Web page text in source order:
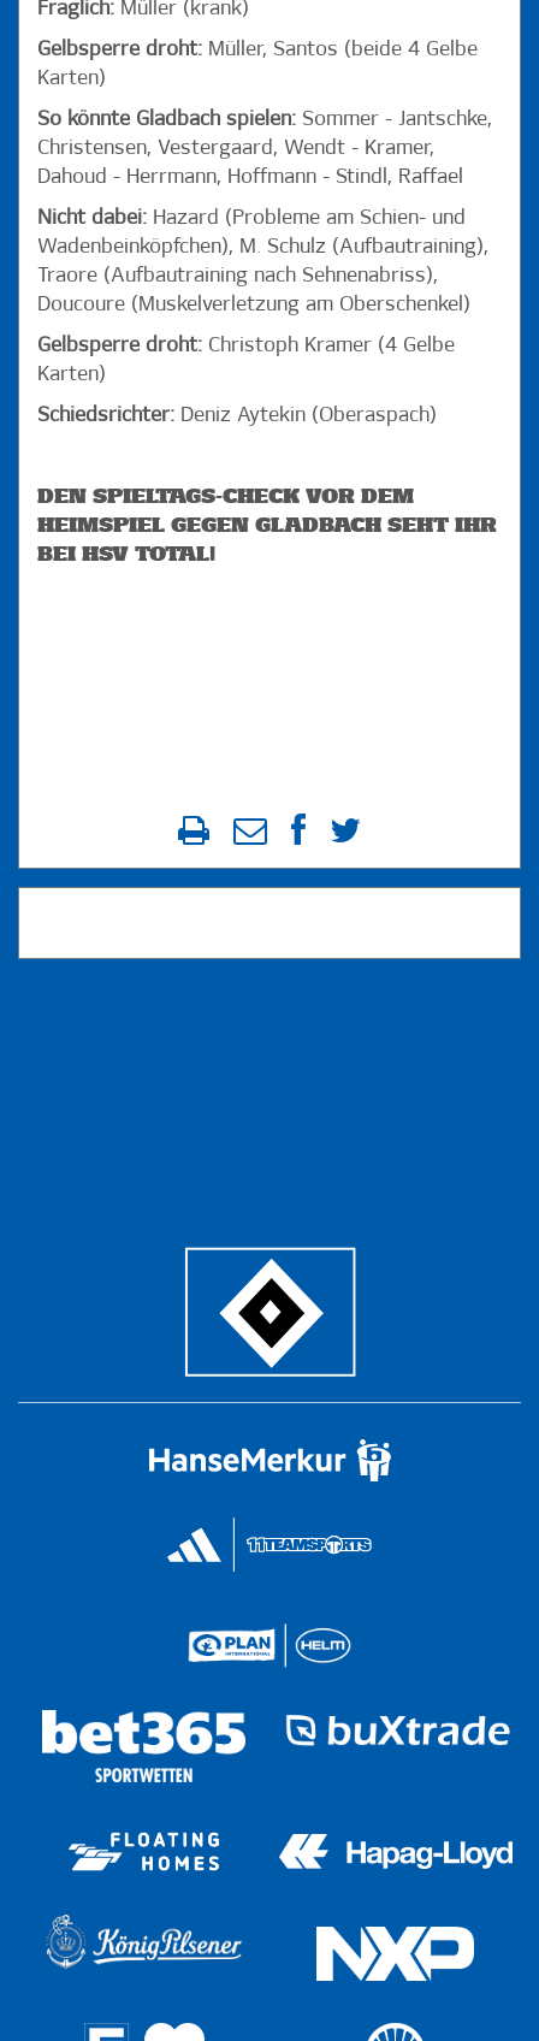
Fraglich: Müller (krank)
Gelbsperre droht: Müller, Santos (beide 4 Gelbe
Karten)
So könnte Gladbach spielen: Sommer - Jantschke,
Christensen, Vestergaard, Wendt - Kramer,
Dahoud - Herrmann, Hoffmann - Stindl, Raffael
Nicht dabei: Hazard (Probleme am Schien- und
Wadenbeinköpfchen), M. Schulz (Aufbautraining),
Traore (Aufbautraining nach Sehnenabriss),
Doucoure (Muskelverletzung am Oberschenkel)
Gelbsperre droht: Christoph Kramer (4 Gelbe
Karten)
Schiedsrichter: Deniz Aytekin (Oberaspach)
DEN SPIELTAGS-CHECK VOR DEM
HEIMSPIEL GEGEN GLADBACH SEHT IHR
BEI HSV TOTAL!